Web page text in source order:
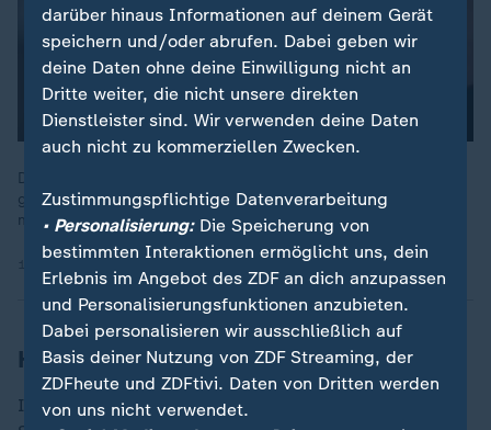
Die Stiftung Warentest hat vier Smart-Ringe unter die Lupe
genommen. Wie zuverlässig sind die Messungen? Wie sieht es
mit der Datensicherheit aus? Die Ergebnisse.
Hier können Smart-Ringe punkten
Im Vergleich zu Fitness-Armbändern und
darüber hinaus Informationen auf deinem Gerät
speichern und/oder abrufen. Dabei geben wir
deine Daten ohne deine Einwilligung nicht an
Dritte weiter, die nicht unsere direkten
Dienstleister sind. Wir verwenden deine Daten
auch nicht zu kommerziellen Zwecken.
Zustimmungspflichtige Datenverarbeitung
• Personalisierung:Die Speicherung von
bestimmten Interaktionen ermöglicht uns, dein
Erlebnis im Angebot des ZDF an dich anzupassen
und Personalisierungsfunktionen anzubieten.
Dabei personalisieren wir ausschließlich auf
Basis deiner Nutzung von ZDF Streaming, der
ZDFheute und ZDFtivi. Daten von Dritten werden
von uns nicht verwendet.